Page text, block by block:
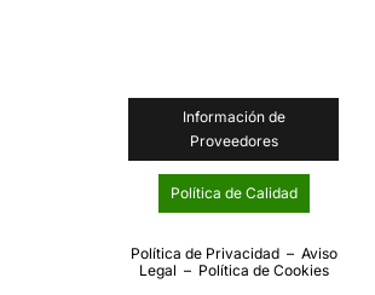
Información de
Proveedores
Política de Calidad
Política de Privacidad– Aviso
Legal – Política de Cookies